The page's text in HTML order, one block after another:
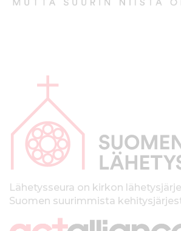
p
kLähetysseura on kirkon
Suomen suurimmista